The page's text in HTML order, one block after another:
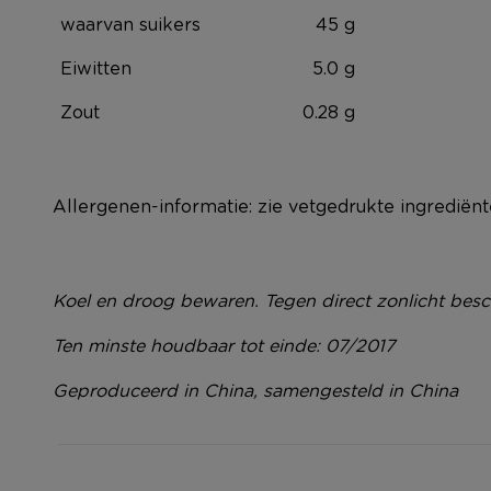
waarvan suikers
45 g
Eiwitten
5.0 g
Zout
0.28 g
Allergenen-informatie: zie vetgedrukte
Koel en droog bewaren. Tegen direct zonlicht
Ten minste houdbaar tot einde: 07/2017
Geproduceerd in China, samengesteld in China